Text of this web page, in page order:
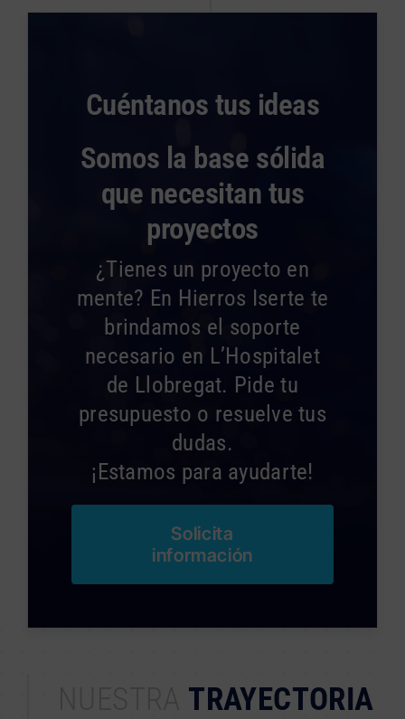
Cuéntanos tus ideas
Somos la base sólida
que necesitan tus
proyectos
¿Tienes un proyecto en
mente? En Hierros Iserte te
brindamos el soporte
necesario en L’Hospitalet
de Llobregat. Pide tu
presupuesto o resuelve tus
dudas.
¡Estamos para ayudarte!
Solicita
información
TRAYECTORIA